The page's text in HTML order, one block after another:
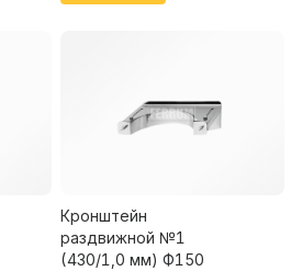
Кронштейн
раздвижной №1
(430/1,0 мм) Ф150